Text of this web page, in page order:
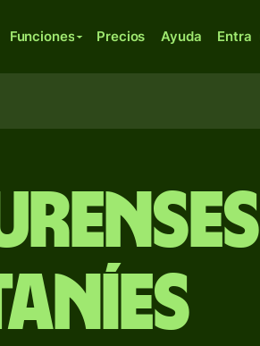
Funciones Precios Ayuda Entra